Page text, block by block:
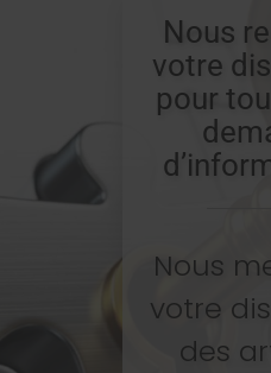
Nous
votre
pour
Nous
votre
des